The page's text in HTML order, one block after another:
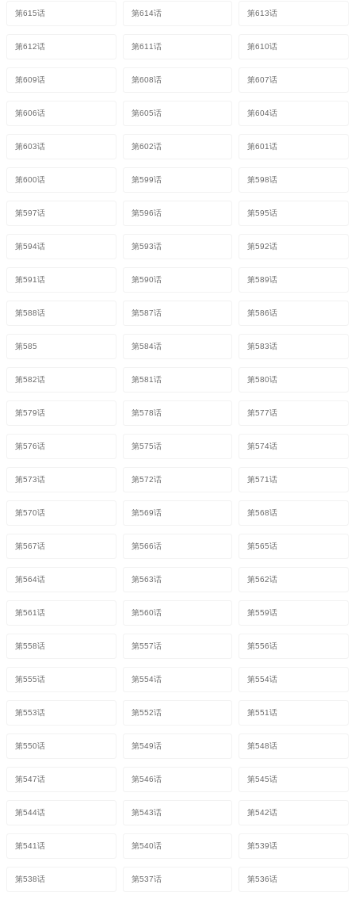
第615话 第614话 第613话
第612话 第611话 第610话
第609话 第608话 第607话
第606话 第605话 第604话
第603话 第602话 第601话
第600话 第599话 第598话
第597话 第596话 第595话
第594话 第593话 第592话
第591话 第590话 第589话
第588话 第587话 第586话
第585 第584话 第583话
第582话 第581话 第580话
第579话 第578话 第577话
第576话 第575话 第574话
第573话 第572话 第571话
第570话 第569话 第568话
第567话 第566话 第565话
第564话 第563话 第562话
第561话 第560话 第559话
第558话 第557话 第556话
第555话 第554话 第554话
第553话 第552话 第551话
第550话 第549话 第548话
第547话 第546话 第545话
第544话 第543话 第542话
第541话 第540话 第539话
第538话 第537话 第536话